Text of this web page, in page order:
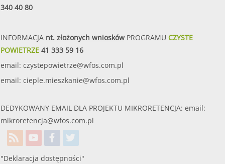
340 40 80
INFORMACJA nt. złożonych wnioskówPROGRAMU CZYSTE
POWIETRZE41 333 59 16
email: czystepowietrze@wfos.com.pl
email: cieple.mieszkanie@wfos.com.pl
DEDYKOWANY EMAIL DLA PROJEKTU MIKRORETENCJA: email:
mikroretencja@wfos.com.pl
"Deklaracja dostępności"